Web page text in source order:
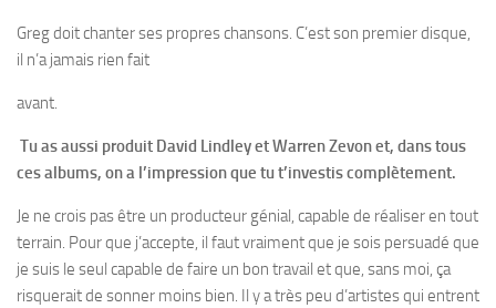
Greg doit chanter ses propres chansons. C’est son premier disque,
il n’a jamais rien fait
avant.
Tu as aussi produit David Lindley et Warren Zevon et, dans tous
ces albums, on a l’impression que tu t’investis complètement.
Je ne crois pas être un producteur génial, capable de réaliser en tout
terrain. Pour que j’accepte, il faut vraiment que je sois persuadé que
je suis le seul capable de faire un bon travail et que, sans moi, ça
risquerait de sonner moins bien. Il y a très peu d’artistes qui entrent